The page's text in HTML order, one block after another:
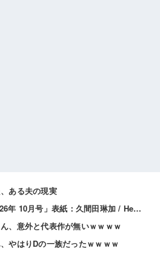
ある夫の現実
【8/20発売】「non-no 2026年 10月号」表紙：久間田琳加 / Hearts2Hearts
、意外と代表作が無いｗｗｗｗ
やはりDの一族だったｗｗｗｗ